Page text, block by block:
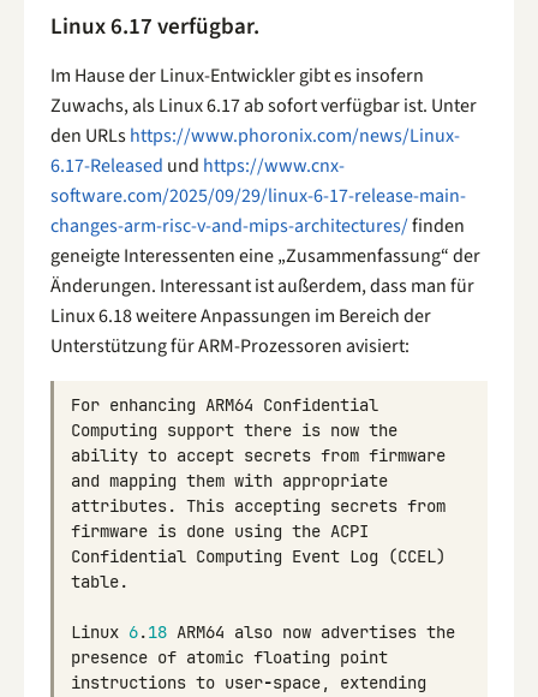
Linux 6.17 verfügbar.
Im Hause der Linux-Entwickler gibt es insofern
Zuwachs, als Linux 6.17 ab sofort verfügbar ist. Unter
den URLshttps://www.phoronix.com/news/Linux-
6.17-Released und https://www.cnx-
software.com/2025/09/29/linux-6-17-release-main-
changes-arm-risc-v-and-mips-architectures/finden
geneigte Interessenten eine „Zusammenfassung“ der
Änderungen. Interessant ist außerdem, dass man für
Linux 6.18 weitere Anpassungen im Bereich der
Unterstützung für ARM-Prozessoren avisiert:
For enhancing ARM64 Confidential
Computing support there is now the
ability to accept secrets from firmware
and mapping them with appropriate
attributes. This accepting secrets from
firmware is done using the ACPI
Confidential Computing Event Log (CCEL)
table.
Linux 6.18 ARM64 also now advertises the
presence of atomic floating point
instructions to user-space,
extending